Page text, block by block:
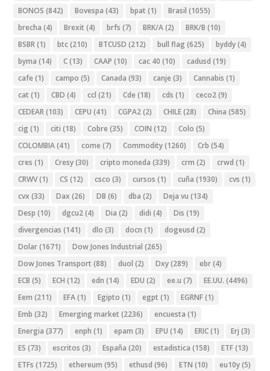
BONOS (842) Bovespa (43) bpat (1) Brasil (1055)
brecha (4) Brexit (4) brfs (7) BRK/A(2) BRK/B (10)
BSBR(1) btc(210) BTCUSD (212) bull flag (625) byddy(4)
byma (14) C(13) CAAP (10) cac 40 (10) cadusd (19)
cafe (1) campo (5) Canada (93) canje (3) Cannabis (1)
cat (1) CBD (4) ccl (21) Cde (18) cds (1) ceco2(9)
CEDEAR(103) CEPU (41) CGPA2(2) CHILE(28) China (585)
cig (1) citi (18) Cobre (35) COIN (12) Colo (5)
COLOMBIA(41) come (7) Commodity(1260) Crb (54)
cres (1) Cresy(30) cripto moneda (339) crm (2) crwd (1)
CRWV(1) CS (12) csco (3) cursos (1) cuña (1930) cvs (1)
cvx (33) Dax (26) DB (6) dba (2) Deja vu (134)
Desp (10) dgcu2(4) Dia (2) didi (4) Dis (19)
divergencias (141) dlo (3) docn (1) dogeusd (2)
Dolar(1671) Dow Jones Industrial (265)
Dow Jones Transport (88) duol (2) Dxy(289) ebr(4)
ECB (5) ECH (12) edn (14) EDU (2) ee.u (7) EE.UU. (4496)
Eem (211) EFA(1) Egipto (1) egpt (1) EGRNF(1)
Emb (32) Emerging market (2236) encuesta (1)
Energia (377) enph (1) epam (3) EPU (14) ERIC(1) Erj (3)
ES (73) escritos (3) España (20) estadistica (158) ETF(13)
ETFs (1725) ethereum (95) ethusd (96) ETN (10) eu10y(5)